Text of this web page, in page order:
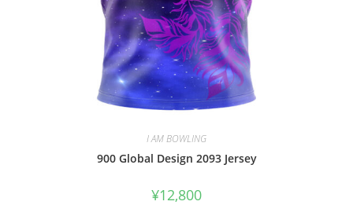
I AM BOWLING
900 Global Design 2093 Jersey
¥12,800